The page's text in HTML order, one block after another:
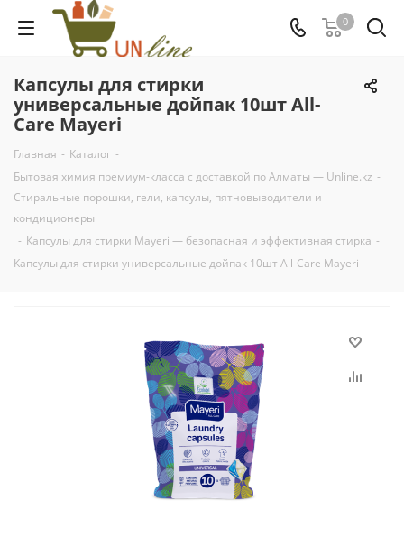
0
Капсулы для стирки
универсальные дойпак 10шт All-
Care Mayeri
Главная - Каталог -
Бытовая химия премиум-класса с доставкой по Алматы — Unline.kz -
Стиральные порошки, гели, капсулы, пятновыводители и
кондиционеры
- Капсулы для стирки Mayeri — безопасная и эффективная стирка -
Капсулы для стирки универсальные дойпак 10шт All-Care Mayeri